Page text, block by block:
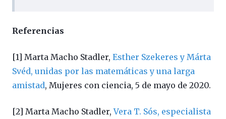
Referencias
[1] Marta Macho Stadler, Esther Szekeres y Márta
Svéd, unidas por las matemáticas y una larga
amistad, Mujeres con ciencia, 5 de mayo de 2020.
[2] Marta Macho Stadler,Vera T. Sós, especialista